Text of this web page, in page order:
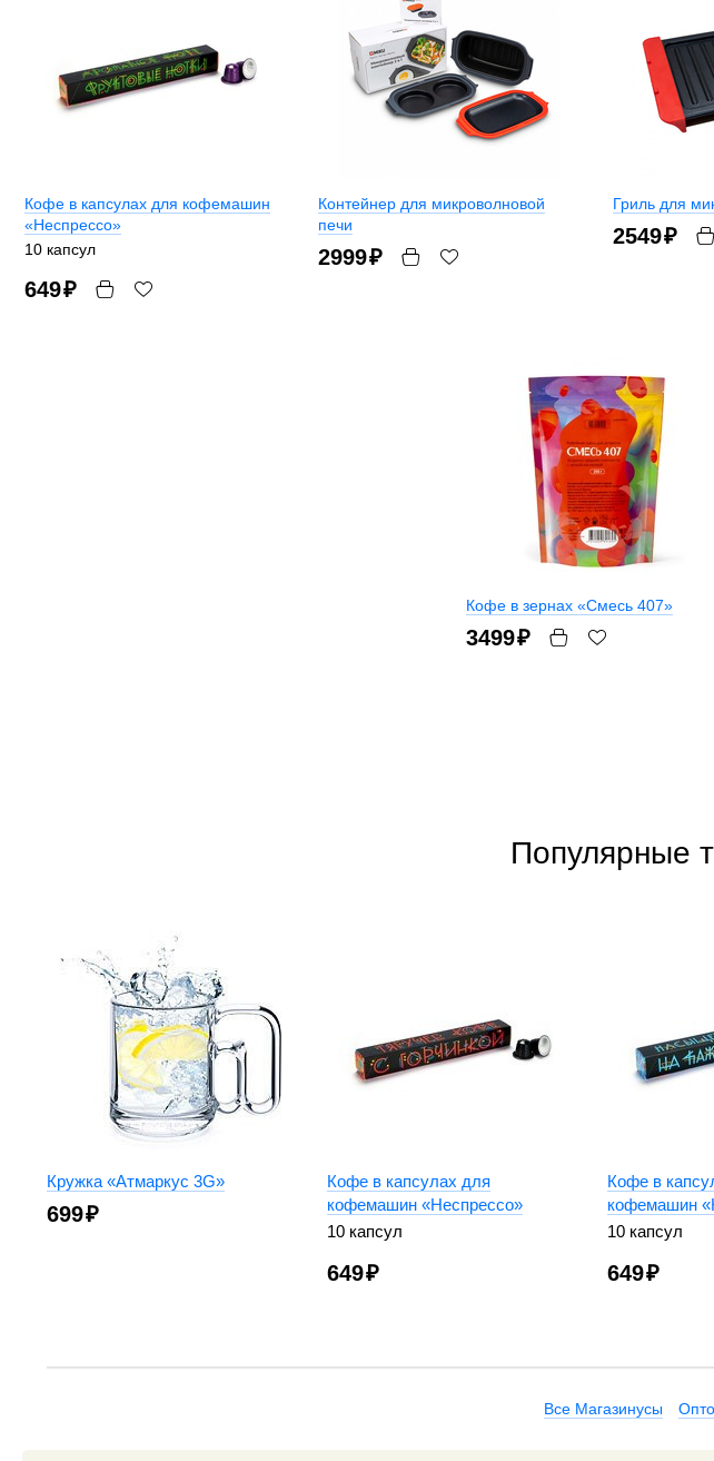
Кофе в капсулах для кофемашин
«Неспрессо»
10 капсул
649₽
Контейнер для микроволновой
печи
2999₽
Гриль для
2549₽
Кофе в зернах «Смесь 407»
3499₽
Популярные
Кружка «Атмаркус 3G»
699₽
Кофе в капсулах для
кофемашин «Неспрессо»
10 капсул
649₽
Кофе в
кофемашин
10 капсул
649₽
Все Магазинусы